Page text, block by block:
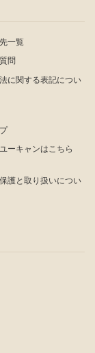
一覧
問
に関する表記につい
ーキャンはこちら
護と取り扱いについ